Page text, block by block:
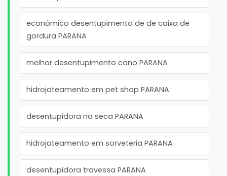
econômico desentupimento de de caixa de
gordura PARANA
melhor desentupimento cano PARANA
hidrojateamento em pet shop PARANA
desentupidora na seca PARANA
hidrojateamento em sorveteria PARANA
desentupidora travessa PARANA